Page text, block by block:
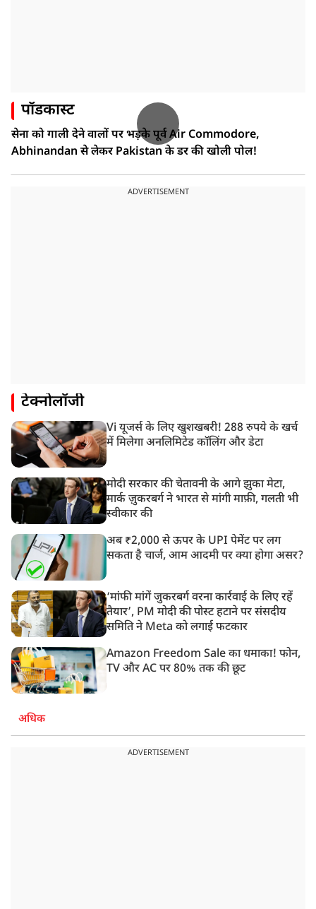
पॉडकास्ट
सेना को गाली देने वालों पर भड़के पूर्व Air Commodore,
Abhinandan से लेकर Pakistan के डर की खोली पोल!
ADVERTISEMENT
टेक्नोलॉजी
Vi यूजर्स के लिए खुशखबरी! 288 रुपये के खर्च
में मिलेगा अनलिमिटेड कॉलिंग और डेटा
मोदी सरकार की चेतावनी के आगे झुका मेटा,
मार्क ज़ुकरबर्ग ने भारत से मांगी माफ़ी, गलती भी
स्वीकार की
अब ₹2,000 से ऊपर के UPI पेमेंट पर लग
सकता है चार्ज, आम आदमी पर क्या होगा असर?
‘मांफी मांगें जुकरबर्ग वरना कार्रवाई के लिए रहें
तैयार’, PM मोदी की पोस्ट हटाने पर संसदीय
समिति ने Meta को लगाई फटकार
Amazon Freedom Sale का धमाका! फोन,
TV और AC पर 80% तक की छूट
अधिक
ADVERTISEMENT